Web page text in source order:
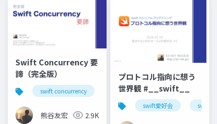
Swift Concurrency 要
諦（完全版）
swift concurrency swift愛好会 関モバ
熊谷友宏 2.9K
プロトコル指向に想う
世界観 #__swift__
swift愛好会 swift